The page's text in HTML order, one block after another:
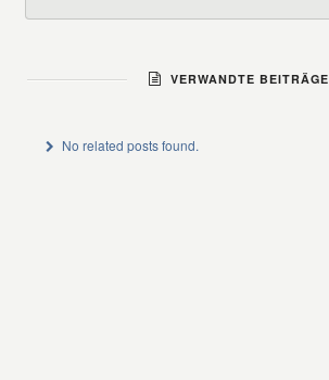
VERWANDTE BEITRÄGE
No related posts found.